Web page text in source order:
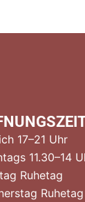
17–21 Uhr
11.30–14
Ruhetag
Ruhetag